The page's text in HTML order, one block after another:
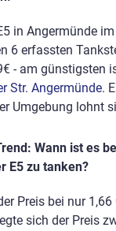
in Angermünde
6 erfassten
- am günstigsten
Str. Angermünde.
Umgebung lohnt
Wann ist es
E5 zu tanken?
Preis bei nur
sich der Preis